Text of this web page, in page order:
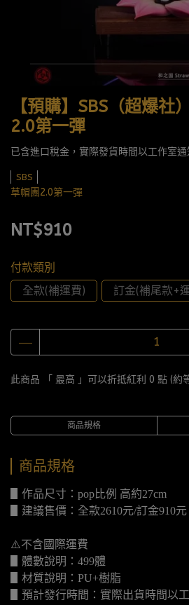
【預購】SBS（超爆社
2.0第一彈
已含進口稅金，實際發貨時間以工作室
SBS
草帽團2.0第一彈
NT$910
付款類別
全款(補運費)
訂金(補尾款+
此商品 「 最高 」可以折抵紅利 0 點 (約
商品規格
商品規格
▋作品尺寸：pop比例 高約27cm
▋建議售價：全款2610元/訂金910元
⚠️不含國際運費
▋體數說明：499體
▋材質說明：PU+樹脂
▋預計發行時間：實際出貨時間以